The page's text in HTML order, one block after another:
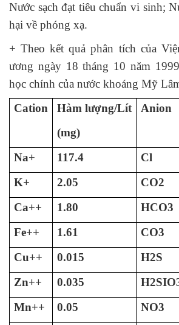
Nước sạch đạt tiêu chuẩn vi sinh;
hại về phóng xạ.
+ Theo kết quả phân tích của
ương ngày 18 tháng 10 năm
học chính của nước khoáng Mỹ
Cation
Hàm lượng/Lít
(mg)
Anion
Na+
117.4 Cl
K+
2.05 CO2
Ca++
1.80 HCO3
Fe++
1.61 CO3
Cu++
0.015 H2S
Zn++
0.035
Mn++
0.05 NO3